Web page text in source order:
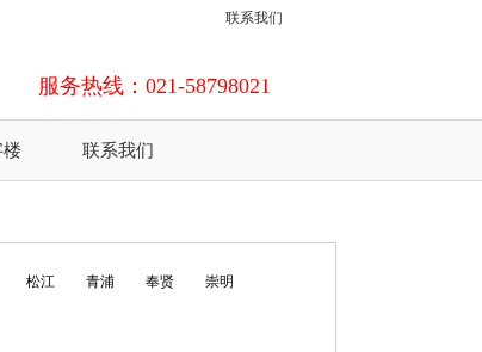
联系我们
服务热线：021-58798021
联系我们
松江 青浦 奉贤 崇明